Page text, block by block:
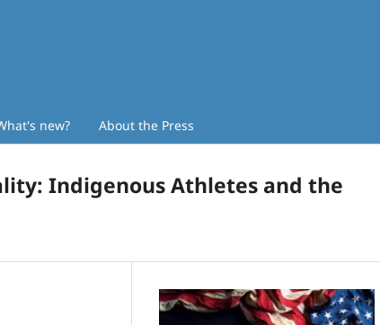
new? About the Press
Indigenous Athletes and the